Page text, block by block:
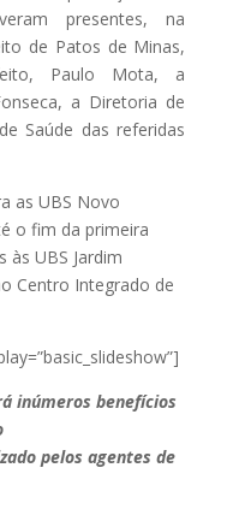
presentes, na
de Patos de Minas,
Paulo Mota, a
a Diretoria de
Saúde das referidas
as UBS Novo
o fim da primeira
às UBS Jardim
Centro Integrado de
inúmeros benefícios
pelos agentes de